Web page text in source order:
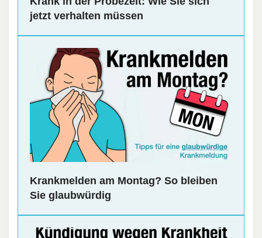
jetzt verhalten müssen
Krankmelden am Montag? So bleiben
Sie glaubwürdig